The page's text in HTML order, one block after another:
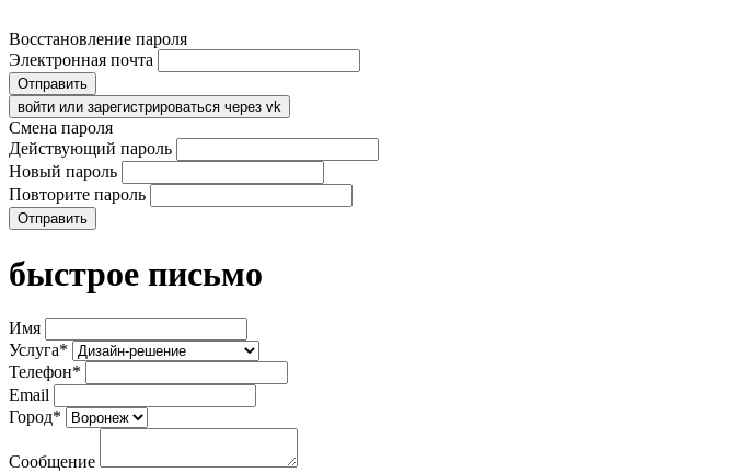
Восстановление пароля
Электронная почта
Отправить
войти или зарегистрироваться через vk
Смена пароля
Действующий пароль
Новый пароль
Повторите пароль
Отправить
быстрое письмо
Имя
Услуга*
Телефон*
Email
Город*
Сообщение